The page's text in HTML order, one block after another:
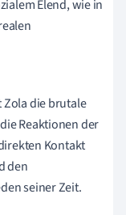
Elend, wie in
Zola die brutale
Reaktionen der
Kontakt
den
seiner Zeit.